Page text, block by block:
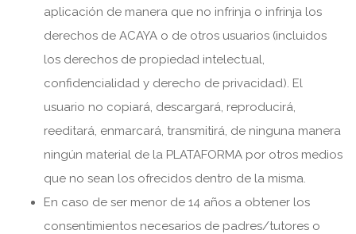
aplicación de manera que no infrinja o infrinja los
derechos de ACAYA o de otros usuarios (incluidos
los derechos de propiedad intelectual,
confidencialidad y derecho de privacidad). El
usuario no copiará, descargará, reproducirá,
reeditará, enmarcará, transmitirá, de ninguna manera
ningún material de la PLATAFORMA por otros medios
que no sean los ofrecidos dentro de la misma.
En caso de ser menor de 14 años a obtener los
consentimientos necesarios de padres/tutores o